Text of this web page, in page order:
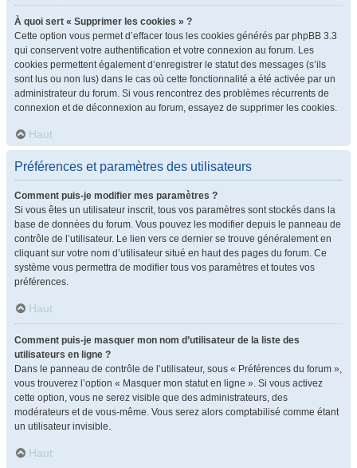
À quoi sert « Supprimer les cookies » ?
Cette option vous permet d’effacer tous les cookies générés par phpBB 3.3
qui conservent votre authentification et votre connexion au forum. Les
cookies permettent également d’enregistrer le statut des messages (s’ils
sont lus ou non lus) dans le cas où cette fonctionnalité a été activée par un
administrateur du forum. Si vous rencontrez des problèmes récurrents de
connexion et de déconnexion au forum, essayez de supprimer les cookies.
Haut
Préférences et paramètres des utilisateurs
Comment puis-je modifier mes paramètres ?
Si vous êtes un utilisateur inscrit, tous vos paramètres sont stockés dans la
base de données du forum. Vous pouvez les modifier depuis le panneau de
contrôle de l’utilisateur. Le lien vers ce dernier se trouve généralement en
cliquant sur votre nom d’utilisateur situé en haut des pages du forum. Ce
système vous permettra de modifier tous vos paramètres et toutes vos
préférences.
Haut
Comment puis-je masquer mon nom d’utilisateur de la liste des
utilisateurs en ligne ?
Dans le panneau de contrôle de l’utilisateur, sous « Préférences du forum »,
vous trouverez l’option « Masquer mon statut en ligne ». Si vous activez
cette option, vous ne serez visible que des administrateurs, des
modérateurs et de vous-même. Vous serez alors comptabilisé comme étant
un utilisateur invisible.
Haut